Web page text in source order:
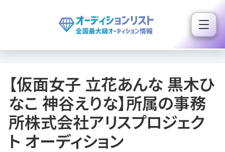
ス
【仮面女子 立花あんな 黒木ひ
なこ 神谷えりな】所属の事務
所株式会社アリスプロジェク
ト オーディション